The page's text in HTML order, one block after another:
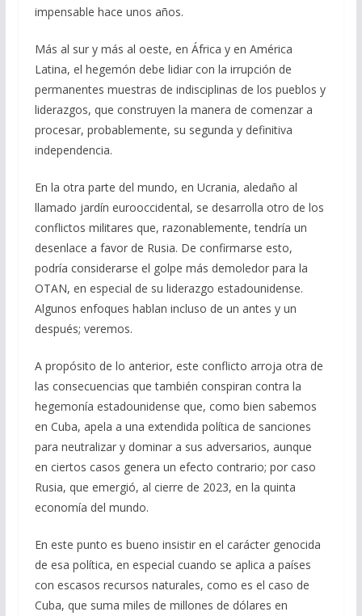
impensable hace unos años.
Más al sur y más al oeste, en África y en América
Latina, el hegemón debe lidiar con la irrupción de
permanentes muestras de indisciplinas de los pueblos y
liderazgos, que construyen la manera de comenzar a
procesar, probablemente, su segunda y definitiva
independencia.
En la otra parte del mundo, en Ucrania, aledaño al
llamado jardín eurooccidental, se desarrolla otro de los
conflictos militares que, razonablemente, tendría un
desenlace a favor de Rusia. De confirmarse esto,
podría considerarse el golpe más demoledor para la
OTAN, en especial de su liderazgo estadounidense.
Algunos enfoques hablan incluso de un antes y un
después; veremos.
A propósito de lo anterior, este conflicto arroja otra de
las consecuencias que también conspiran contra la
hegemonía estadounidense que, como bien sabemos
en Cuba, apela a una extendida política de sanciones
para neutralizar y dominar a sus adversarios, aunque
en ciertos casos genera un efecto contrario; por caso
Rusia, que emergió, al cierre de 2023, en la quinta
economía del mundo.
En este punto es bueno insistir en el carácter genocida
de esa política, en especial cuando se aplica a países
con escasos recursos naturales, como es el caso de
Cuba, que suma miles de millones de dólares en